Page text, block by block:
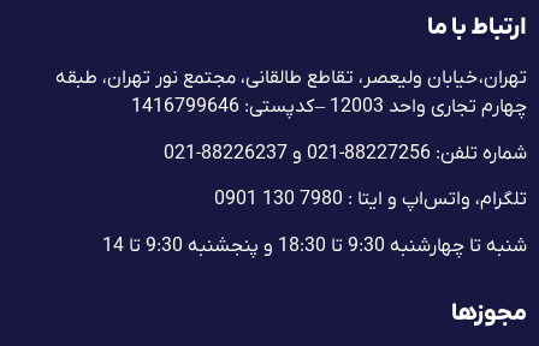
ارتباط با ما
تهران، خیابان ولیعصر، تقاطع طالقانی، مجتمع نور تهران، طبقه
چهارم تجاری واحد 12003 – کدپستی: 1416799646
شماره تلفن: 88227256-021 و 88226237-021
تلگرام، واتس‌اپ و ایتا : 7980 130 0901
شنبه تا چهارشنبه 9:30 تا 18:30 و پنجشنبه‌ 9:30 تا 14
مجوزها